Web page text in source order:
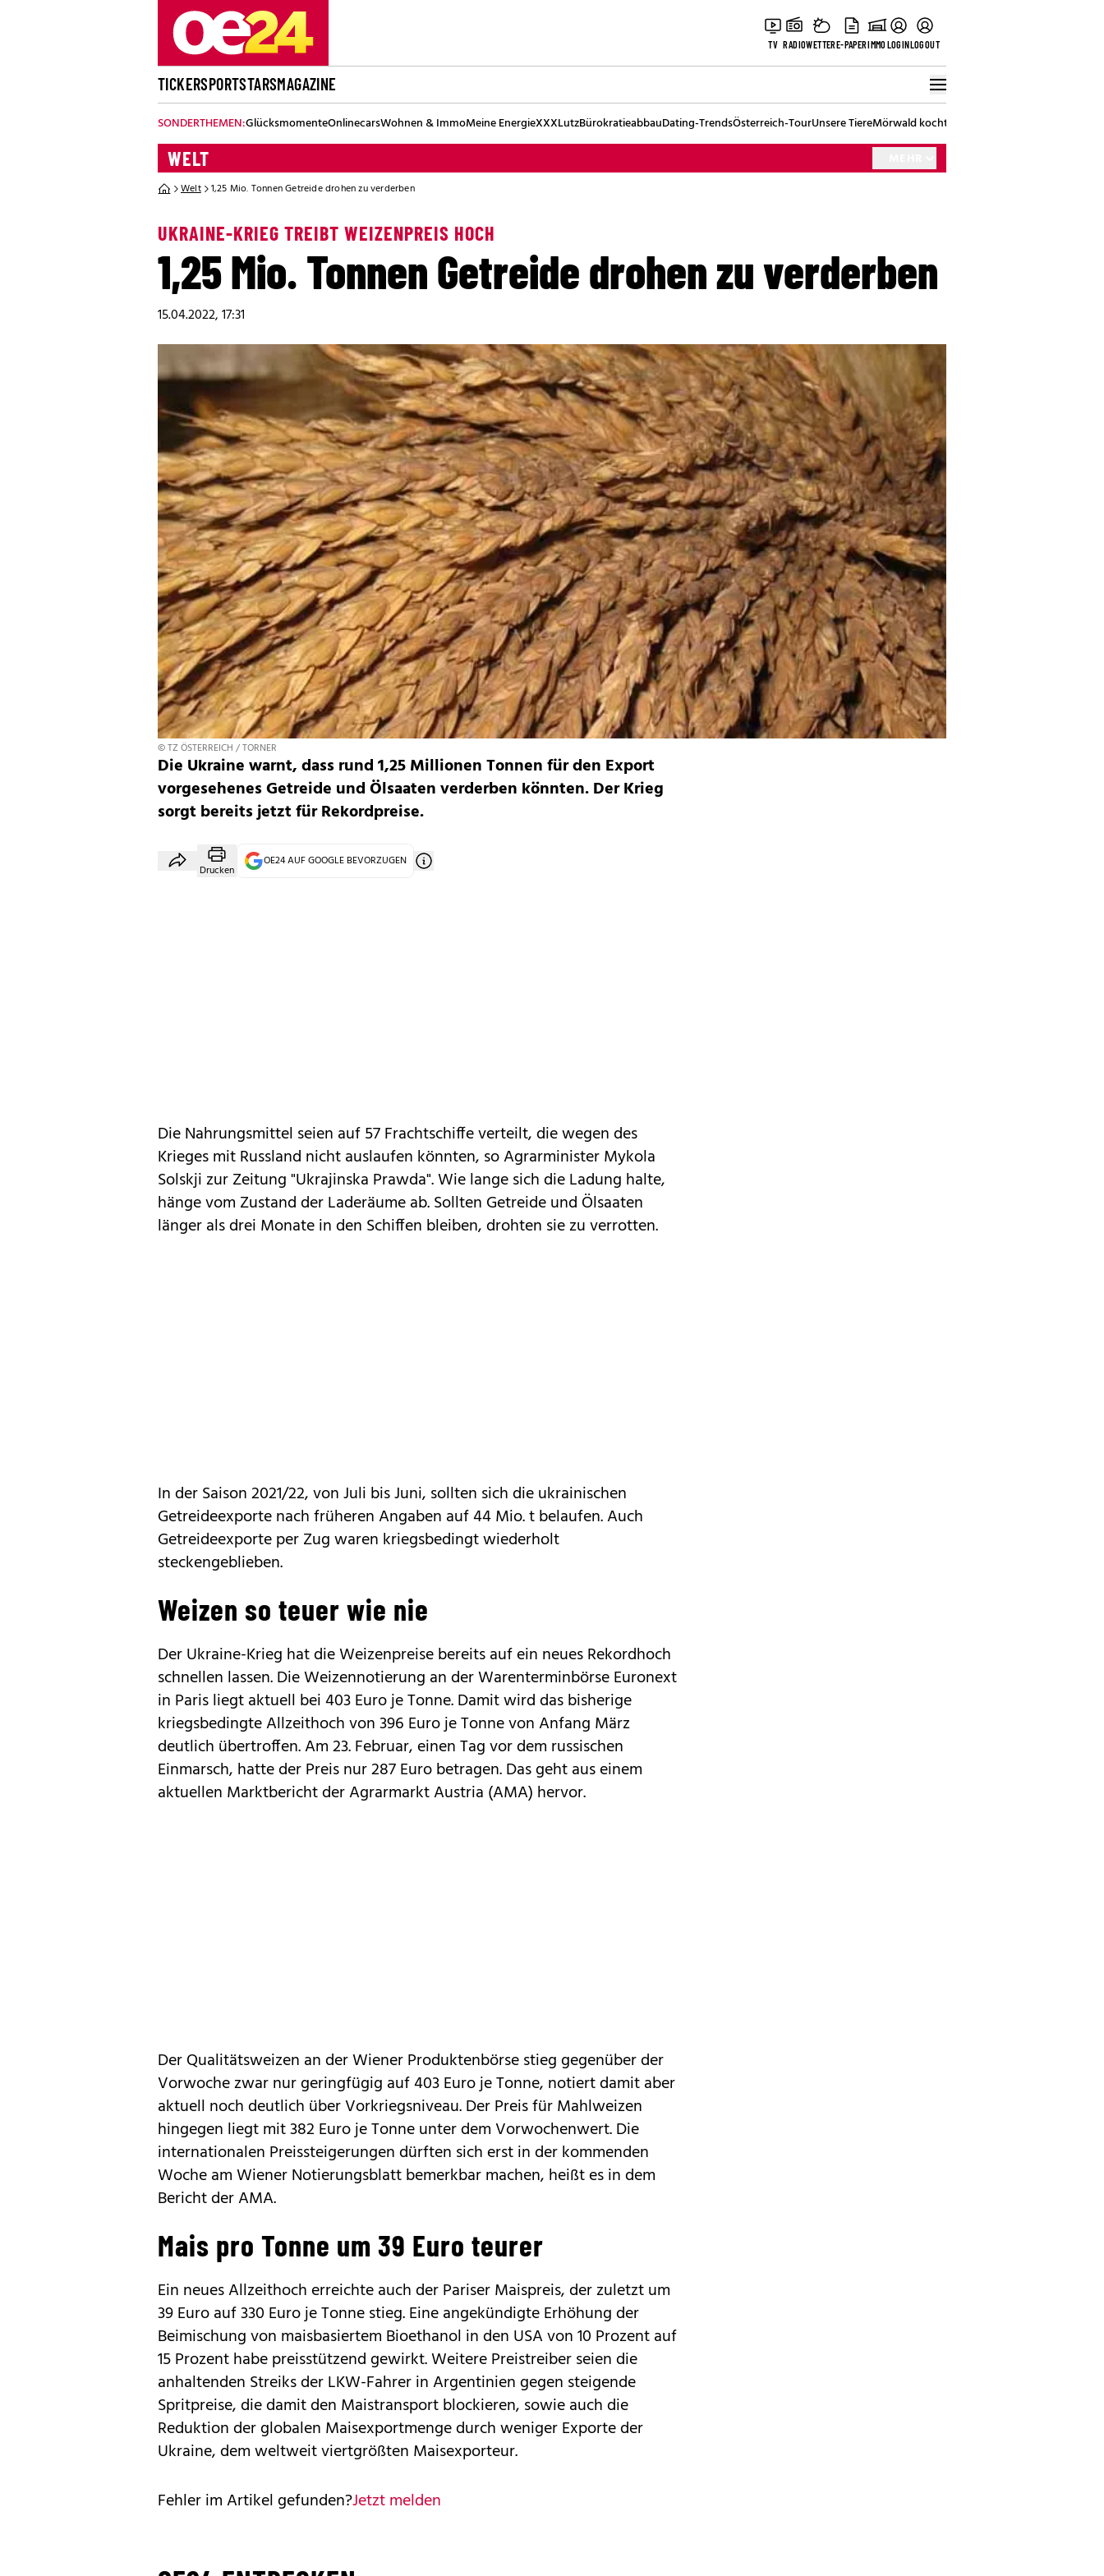
TV RADIOWETTERE-PAPERIMMOLOGINLOGOUT
TICKERSPORTSTARSMAGAZINE
SONDERTHEMEN:GlücksmomenteOnlinecarsWohnen & ImmoMeine EnergieXXXLutzBürokratieabbauDating-TrendsÖsterreich-TourUnsere TiereMörwald kocht
WELT
Welt 1,25 Mio. Tonnen Getreide drohen zu verderben
UKRAINE-KRIEG TREIBT WEIZENPREIS HOCH
1,25 Mio. Tonnen Getreide drohen zu verderben
15.04.2022, 17:31
© TZ ÖSTERREICH / TORNER
Die Ukraine warnt, dass rund 1,25 Millionen Tonnen für den Export
vorgesehenes Getreide und Ölsaaten verderben könnten. Der Krieg
sorgt bereits jetzt für Rekordpreise.
Drucken
OE24 AUF GOOGLE BEVORZUGEN
Die Nahrungsmittel seien auf 57 Frachtschiffe verteilt, die wegen des
Krieges mit Russland nicht auslaufen könnten, so Agrarminister Mykola
Solskji zur Zeitung "Ukrajinska Prawda". Wie lange sich die Ladung halte,
hänge vom Zustand der Laderäume ab. Sollten Getreide und Ölsaaten
länger als drei Monate in den Schiffen bleiben, drohten sie zu verrotten.
In der Saison 2021/22, von Juli bis Juni, sollten sich die ukrainischen
Getreideexporte nach früheren Angaben auf 44 Mio. t belaufen. Auch
Getreideexporte per Zug waren kriegsbedingt wiederholt
steckengeblieben.
Weizen so teuer wie nie
Der Ukraine-Krieg hat die Weizenpreise bereits auf ein neues Rekordhoch
schnellen lassen. Die Weizennotierung an der Warenterminbörse Euronext
in Paris liegt aktuell bei 403 Euro je Tonne. Damit wird das bisherige
kriegsbedingte Allzeithoch von 396 Euro je Tonne von Anfang März
deutlich übertroffen. Am 23. Februar, einen Tag vor dem russischen
Einmarsch, hatte der Preis nur 287 Euro betragen. Das geht aus einem
aktuellen Marktbericht der Agrarmarkt Austria (AMA) hervor.
Der Qualitätsweizen an der Wiener Produktenbörse stieg gegenüber der
Vorwoche zwar nur geringfügig auf 403 Euro je Tonne, notiert damit aber
aktuell noch deutlich über Vorkriegsniveau. Der Preis für Mahlweizen
hingegen liegt mit 382 Euro je Tonne unter dem Vorwochenwert. Die
internationalen Preissteigerungen dürften sich erst in der kommenden
Woche am Wiener Notierungsblatt bemerkbar machen, heißt es in dem
Bericht der AMA.
Mais pro Tonne um 39 Euro teurer
Ein neues Allzeithoch erreichte auch der Pariser Maispreis, der zuletzt um
39 Euro auf 330 Euro je Tonne stieg. Eine angekündigte Erhöhung der
Beimischung von maisbasiertem Bioethanol in den USA von 10 Prozent auf
15 Prozent habe preisstützend gewirkt. Weitere Preistreiber seien die
anhaltenden Streiks der LKW-Fahrer in Argentinien gegen steigende
Spritpreise, die damit den Maistransport blockieren, sowie auch die
Reduktion der globalen Maisexportmenge durch weniger Exporte der
Ukraine, dem weltweit viertgrößten Maisexporteur.
Fehler im Artikel gefunden?Jetzt melden